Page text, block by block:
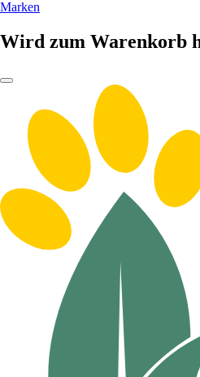
Marken
Wird zum Warenkorb